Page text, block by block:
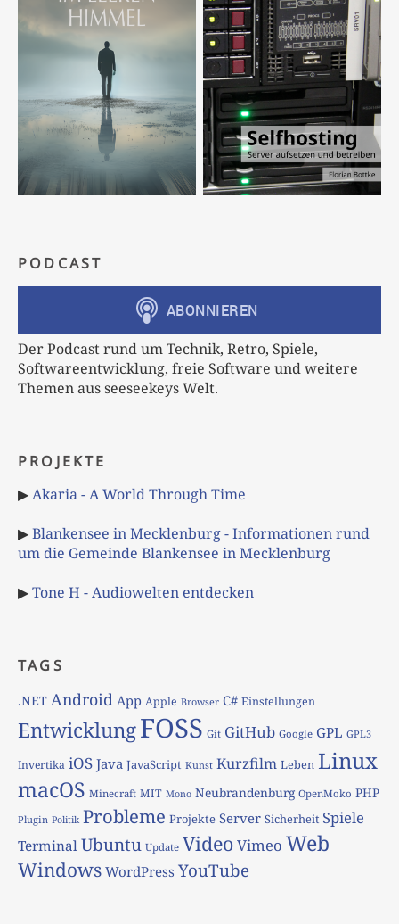
PODCAST
Der Podcast rund um Technik, Retro, Spiele,
Softwareentwicklung, freie Software und weitere
Themen aus seeseekeys Welt.
PROJEKTE
▶Akaria - A World Through Time
▶Blankensee in Mecklenburg - Informationen rund
um die Gemeinde Blankensee in Mecklenburg
▶Tone H - Audiowelten entdecken
TAGS
.NET Android App Apple Browser C# Einstellungen
EntwicklungFOSS Git GitHub Google GPL GPL3
Invertika iOS Java JavaScript Kunst Kurzfilm Leben Linux
macOS Minecraft MIT Mono Neubrandenburg OpenMoko PHP
Plugin Politik Probleme Projekte Server Sicherheit Spiele
TerminalUbuntu Update VideoVimeo Web
Windows WordPress YouTube